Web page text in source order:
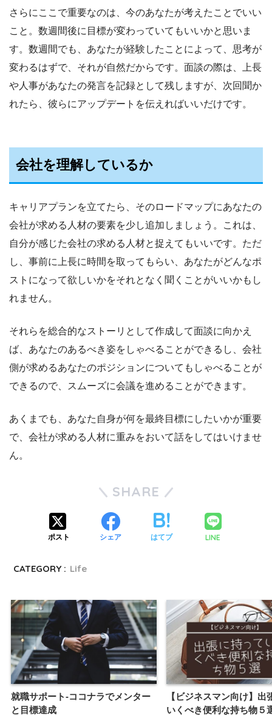
さらにここで重要なのは、今のあなたが考えたことでいい
こと。数週間後に目標が変わっていてもいいかと思いま
す。数週間でも、あなたが経験したことによって、思考が
変わるはずで、それが自然だからです。面談の際は、上長
や人事があなたの発言を記録として残しますが、次回聞か
れたら、彼らにアップデートを伝えればいいだけです。
会社を理解しているか
キャリアプランを立てたら、そのロードマップにあなたの
会社が求める人材の要素を少し追加しましょう。これは、
自分が感じた会社の求める人材と捉えてもいいです。ただ
し、事前に上長に時間を取ってもらい、あなたがどんなポ
ストになって欲しいかをそれとなく聞くことがいいかもし
れません。
それらを総合的なストーリとして作成して面談に向かえ
ば、あなたのあるべき姿をしゃべることができるし、会社
側が求めるあなたのポジションについてもしゃべることが
できるので、スムーズに会議を進めることができます。
あくまでも、あなた自身が何を最終目標にしたいかが重要
で、会社が求める人材に重みをおいて話をしてはいけませ
ん。
SHARE
ポスト シェア はてブ LINE
CATEGORY : Life
就職サポート-ココナラでメンター
と目標達成
【ビジネスマン向け】出
いくべき便利な持ち物５